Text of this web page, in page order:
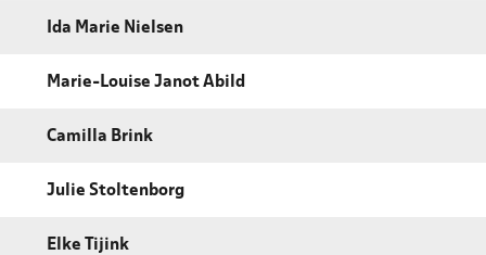
Ida Marie Nielsen
Marie-Louise Janot Abild
Camilla Brink
Julie Stoltenborg
Elke Tijink